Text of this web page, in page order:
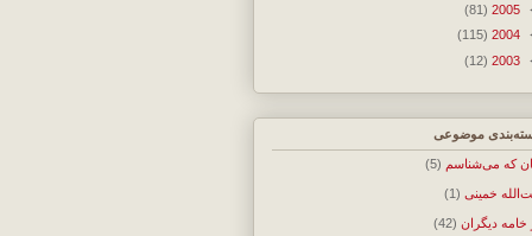
2005
(81)
2004
(115)
2003
(12)
موضوعی
که می‌شناسم (5)
خمینی (1)
خامه دیگران (42)